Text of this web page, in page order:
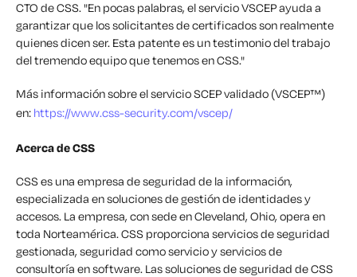
CTO de CSS. "En pocas palabras, el servicio VSCEP ayuda a
garantizar que los solicitantes de certificados son realmente
quienes dicen ser. Esta patente es un testimonio del trabajo
del tremendo equipo que tenemos en CSS."
Más información sobre el servicio SCEP validado (VSCEP™)
en: https://www.css-security.com/vscep/
Acerca de CSS
CSS es una empresa de seguridad de la información,
especializada en soluciones de gestión de identidades y
accesos. La empresa, con sede en Cleveland, Ohio, opera en
toda Norteamérica. CSS proporciona servicios de seguridad
gestionada, seguridad como servicio y servicios de
consultoría en software. Las soluciones de seguridad de CSS